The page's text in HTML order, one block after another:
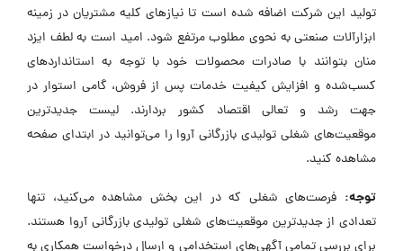
تولید این شرکت اضافه شده است تا نیازهای کلیه مشتریان در زمینه
ابزارآلات صنعتی به نحوی مطلوب مرتفع شود. امید است به لطف ایزد
منان بتوانند با صادرات محصولات خود با توجه به استانداردهای
کسب‌شده و افزایش کیفیت خدمات پس از فروش، گامی استوار در
جهت رشد و تعالی اقتصاد کشور بردارند. لیست جدیدترین
موقعیت‌های شغلی تولیدی بازرگانی آروا را می‌توانید در ابتدای صفحه
مشاهده کنید.
توجه: فرصت‌های شغلی که در این بخش مشاهده می‌کنید، تنها
تعدادی از جدیدترین موقعیت‌های شغلی تولیدی بازرگانی آروا هستند.
برای بررسی تمامی آگهی‌های استخدامی و ارسال درخواست همکاری به